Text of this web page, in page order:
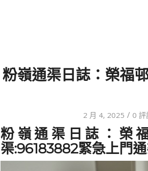
粉嶺通渠日誌：榮福
2 月 4, 2025 / 0 評
粉嶺通渠日誌：榮
渠:96183882緊急上門